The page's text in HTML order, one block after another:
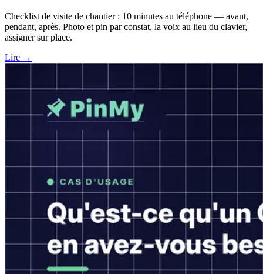
Checklist de visite de chantier : 10 minutes au téléphone — avant,
pendant, après. Photo et pin par constat, la voix au lieu du clavier,
assigner sur place.
Lire →